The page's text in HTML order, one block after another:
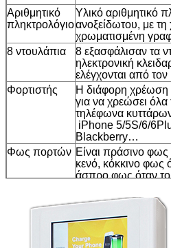
Αριθμητικό
πληκτρολόγιο
Υλικό αριθμητικό
ανοξείδωτου, με τη
χρωματισμένη
8 ντουλάπια
8 εξασφάλισαν τα
ηλεκτρονική
ελέγχονται από
Φορτιστής
Η διάφορη χρέωση
για να χρεώσει
τηλέφωνα
iPhone 5/5S/6/
Blackberry…
Φως πορτών Είναι πράσινο φως
κενό, κόκκινο φως
άσπρο φως όταν το
Ανοικτή ή στενή
προσωπικό
χρηστών